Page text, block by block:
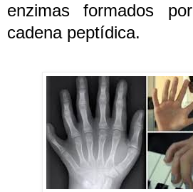
enzimas formados
cadena peptídica.